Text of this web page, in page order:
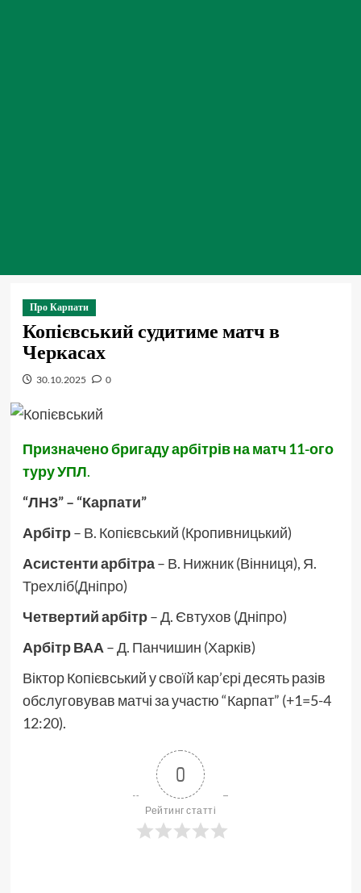
Про Карпати
Копієвський судитиме матч в
Черкасах
30.10.2025 0
Призначено бригаду арбітрів на матч 11-ого
туру УПЛ.
“ЛНЗ” – “Карпати”
Арбітр– В. Копієвський (Кропивницький)
Асистенти арбітра– В. Нижник (Вінниця), Я.
Трехліб(Дніпро)
Четвертий арбітр– Д. Євтухов (Дніпро)
Арбітр ВАА– Д. Панчишин (Харків)
Віктор Копієвський у своїй кар’єрі десять разів
обслуговував матчі за участю “Карпат” (+1=5-4
12:20).
0
Рейтинг статті